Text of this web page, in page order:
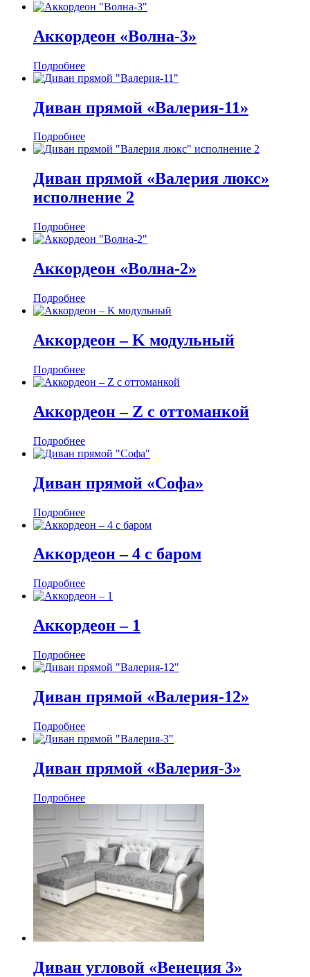
Аккордеон «Волна-3»
Подробнее
Диван прямой «Валерия-11»
Подробнее
Диван прямой «Валерия люкс»
исполнение 2
Подробнее
Аккордеон «Волна-2»
Подробнее
Аккордеон ‒ K модульный
Подробнее
Аккордеон ‒ Z с оттоманкой
Подробнее
Диван прямой «Софа»
Подробнее
Аккордеон ‒ 4 с баром
Подробнее
Аккордеон ‒ 1
Подробнее
Диван прямой «Валерия-12»
Подробнее
Диван прямой «Валерия-3»
Подробнее
Диван угловой «Венеция 3»